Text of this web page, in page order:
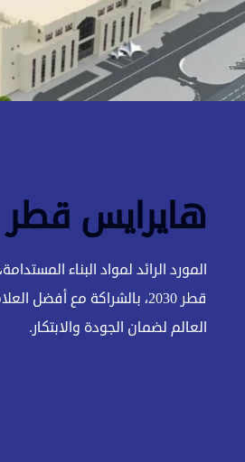
هايرايس قطر
المورد الرائد لمواد البناء
قطر 2030، بالشراكة مع أفضل
العالم لضمان الجودة والابتكار.